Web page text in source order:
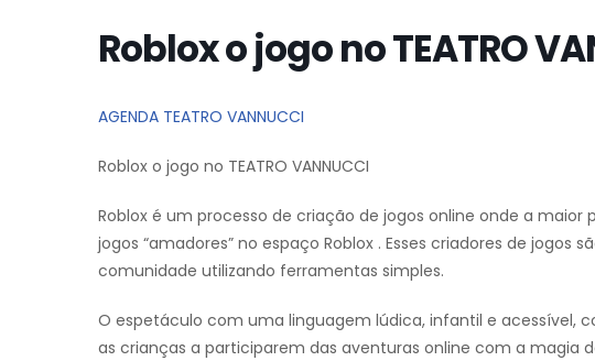
Roblox o jogo no TEATRO
AGENDA TEATRO VANNUCCI
Roblox o jogo no TEATRO VANNUCCI
Roblox é um processo de criação de jogos online onde a
jogos “amadores” no espaço Roblox . Esses criadores de jogos
comunidade utilizando ferramentas simples.
O espetáculo com uma linguagem lúdica, infantil e acessível,
as crianças a participarem das aventuras online com a magia